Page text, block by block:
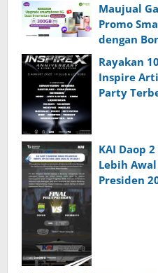
Maujual
Promo
dengan
Rayakan
Inspire
Party
KAI Daop
Lebih
Presiden